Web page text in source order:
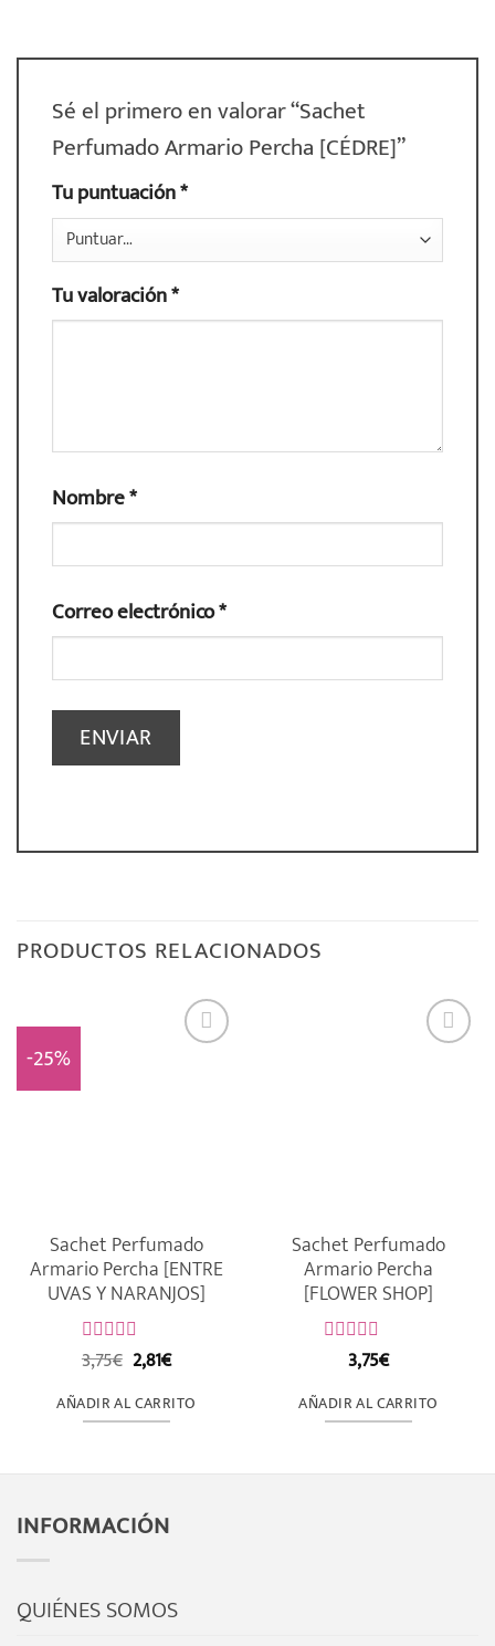
Sé el primero en valorar “Sachet
Perfumado Armario Percha [CÉDRE]”
Tu puntuación*
Tu valoración*
Nombre*
Correo electrónico*
PRODUCTOS RELACIONADOS
-25%
Sachet Perfumado
Armario Percha [ENTRE
UVAS Y NARANJOS]
Valorado
con
de
5
3,75€ El
precio
original
era:
2,81€El
actual
es:
AÑADIR AL CARRITO
Sachet Perfumado
Armario Percha
[FLOWER SHOP]
Valorado
de
5
3,75€
AÑADIR AL CARRITO
INFORMACIÓN
QUIÉNES SOMOS